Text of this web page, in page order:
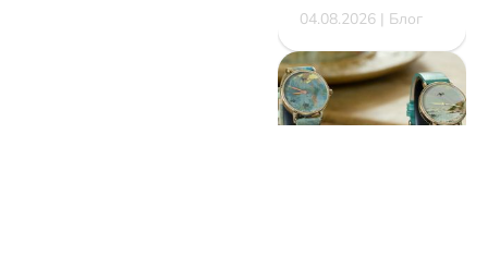
04.08.2026 | Блог